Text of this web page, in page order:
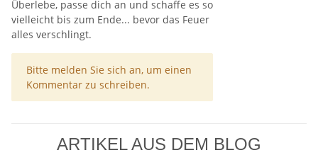
Überlebe, passe dich an und schaffe es so
vielleicht bis zum Ende... bevor das Feuer
alles verschlingt.
x
Bitte melden Sie sich an, um einen
Kommentar zu schreiben.
ARTIKEL AUS DEM BLOG